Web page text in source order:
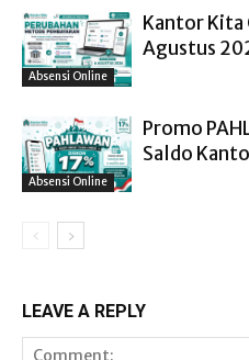
Absensi Online
Kantor Kita
Agustus
Absensi Online
Promo
Saldo
LEAVE A REPLY